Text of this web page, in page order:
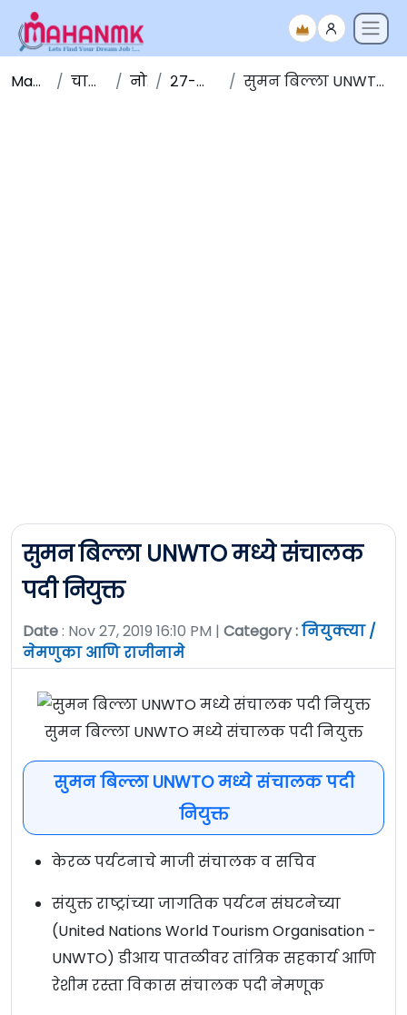
Maha NMK चालू घडामोडी नोव्हेंबर २७-नोव्हेंबर-२०१९ सुमन बिल्ला UNWTO मध्ये संचालक पदी नियुक्त
सुमन बिल्ला UNWTO मध्ये संचालक
पदी नियुक्त
Date: Nov 27, 2019 16:10 PM | Category :नियुक्त्या /
नेमणुका आणि राजीनामे
सुमन बिल्ला UNWTO मध्ये संचालक पदी नियुक्त
सुमन बिल्ला UNWTO मध्ये संचालक पदी
नियुक्त
केरळ पर्यटनाचे माजी संचालक व सचिव
संयुक्त राष्ट्रांच्या जागतिक पर्यटन संघटनेच्या
(United Nations World Tourism Organisation -
UNWTO) डीआय पातळीवर तांत्रिक सहकार्य आणि
रेशीम रस्ता विकास संचालक पदी नेमणूक